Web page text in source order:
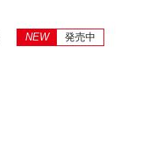
NEW 発売中